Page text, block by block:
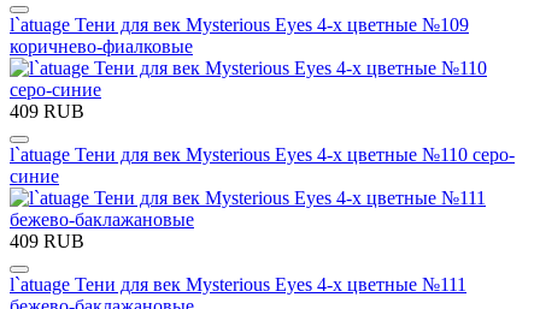
l`atuage Тени для век Mysterious Eyes 4-х цветные №109
коричнево-фиалковые
409 RUB
l`atuage Тени для век Mysterious Eyes 4-х цветные №110 серо-
синие
409 RUB
l`atuage Тени для век Mysterious Eyes 4-х цветные №111